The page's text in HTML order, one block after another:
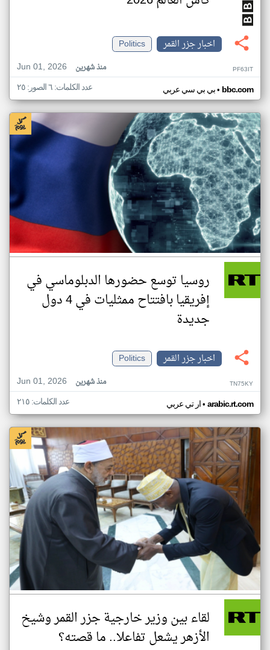
اخبار جزر القمر
Politics
Jun 01, 2026
منذ شهرين PF63IT
بي بي سي عربي• bbc.com عدد الكلمات: ٦ الصور: ٢٥
روسيا توسع حضورها الدبلوماسي في
إفريقيا بافتتاح ممثليات في 4 دول
جديدة
اخبار جزر القمر
Politics
Jun 01, 2026
منذ شهرين TN75KY
ار تي عربي• arabic.rt.com عدد الكلمات: ٢١٥
لقاء بين وزير خارجية جزر القمر وشيخ
الأزهر يشعل تفاعلا.. ما قصته؟